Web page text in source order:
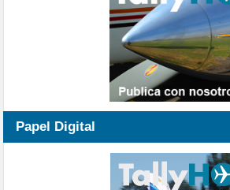
Papel Digital